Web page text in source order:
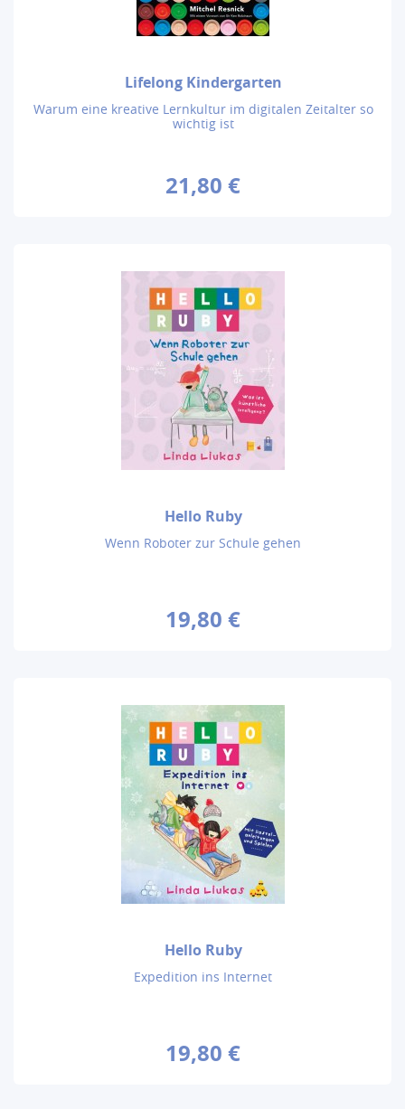
Lifelong Kindergarten
Warum eine kreative Lernkultur im digitalen Zeitalter so
wichtig ist
21,80 €
Hello Ruby
Wenn Roboter zur Schule gehen
19,80 €
Hello Ruby
Expedition ins Internet
19,80 €